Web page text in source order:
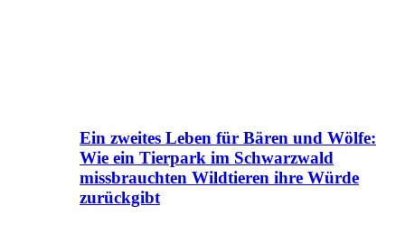
Ein zweites Leben für Bären und Wölfe:
Wie ein Tierpark im Schwarzwald
missbrauchten Wildtieren ihre Würde
zurückgibt